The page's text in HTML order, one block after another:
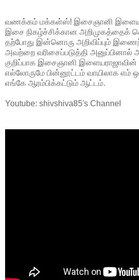
வணக்கம் மக்கள்ஸ்! இசைஞானி
இசை நிகழ்ச்சிக்கான அறிமுகத்தைக்
தற்போது இன்னொரு அறிவிப்பும்
அவற்றை வரிசைப்படுத்தி அனுப்பினால்
குறிப்பாக இசைஞானி இளையராஜாவின்
எல்லோருமே பின்னூட்டம் வாயிலாக எம்
எங்கே ஆரம்பிக்கட்டும் ஆட்டம்.
Youtube: shivshiva85's Channel